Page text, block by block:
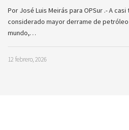
Por José Luis Meirás para OPSur .- A
considerado mayor derrame de
mundo,…
12 febrero, 2026